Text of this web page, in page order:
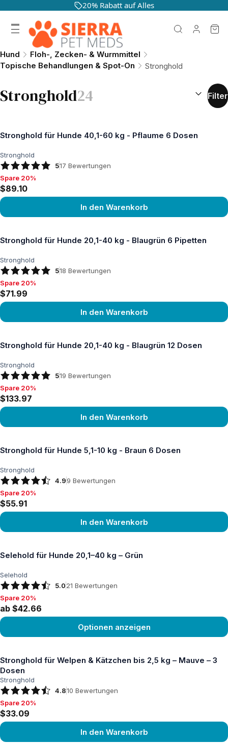
20% Rabatt auf Alles
Hund
Floh-, Zecken- & Wurmmittel
Topische Behandlungen & Spot-On
Stronghold
Stronghold24 Filter
Stronghold für Hunde 40,1-60 kg - Pflaume 6 Dosen
Stronghold
517 Bewertungen
Spare 20%, $89.10
Spare 20%
$89.10
In den Warenkorb
Stronghold für Hunde 20,1-40 kg - Blaugrün 6 Pipetten
Stronghold
518 Bewertungen
Spare 20%, $71.99
Spare 20%
$71.99
In den Warenkorb
Stronghold für Hunde 20,1-40 kg - Blaugrün 12 Dosen
Stronghold
519 Bewertungen
Spare 20%, $133.97
Spare 20%
$133.97
In den Warenkorb
Stronghold für Hunde 5,1-10 kg - Braun 6 Dosen
Stronghold
4.99 Bewertungen
Spare 20%, $55.91
Spare 20%
$55.91
In den Warenkorb
Selehold für Hunde 20,1–40 kg – Grün
Selehold
5.021 Bewertungen
Spare 20%, ab $42.66
Spare 20%
ab $42.66
Optionen anzeigen
Stronghold für Welpen & Kätzchen bis 2,5 kg – Mauve – 3
Dosen
Stronghold
4.810 Bewertungen
Spare 20%, $33.09
Spare 20%
$33.09
In den Warenkorb